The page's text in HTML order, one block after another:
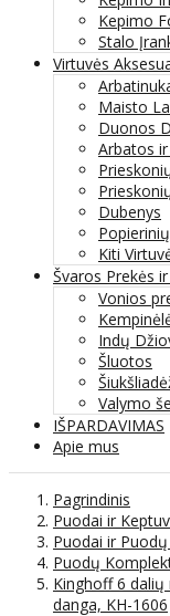
Kepimo
Stalo
Virtuvės
Maisto
Duonos
Arbatos
Dubenys
Kiti
Švaros Prekės
Vonios
Indų
Šluotos
Valymo
IŠPARDAVIMAS
Apie mus
Pagrindinis
Puodai ir
Puodai ir
Puodų
Kinghoff 6
danga, KH-1606